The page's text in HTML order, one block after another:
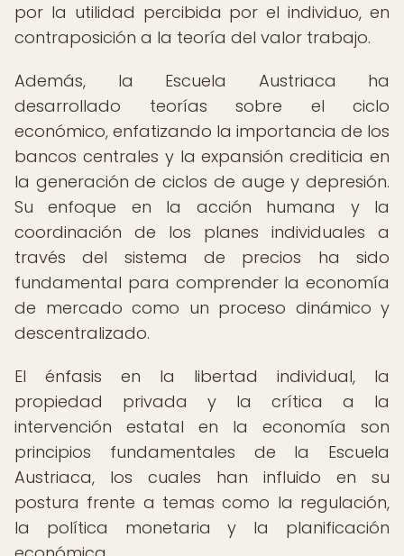
por la utilidad percibida por el individuo, en
contraposición a la teoría del valor trabajo.
Además, la Escuela Austriaca ha
desarrollado teorías sobre el ciclo
económico, enfatizando la importancia de los
bancos centrales y la expansión crediticia en
la generación de ciclos de auge y depresión.
Su enfoque en la acción humana y la
coordinación de los planes individuales a
través del sistema de precios ha sido
fundamental para comprender la economía
de mercado como un proceso dinámico y
descentralizado.
El énfasis en la libertad individual, la
propiedad privada y la crítica a la
intervención estatal en la economía son
principios fundamentales de la Escuela
Austriaca, los cuales han influido en su
postura frente a temas como la regulación,
la política monetaria y la planificación